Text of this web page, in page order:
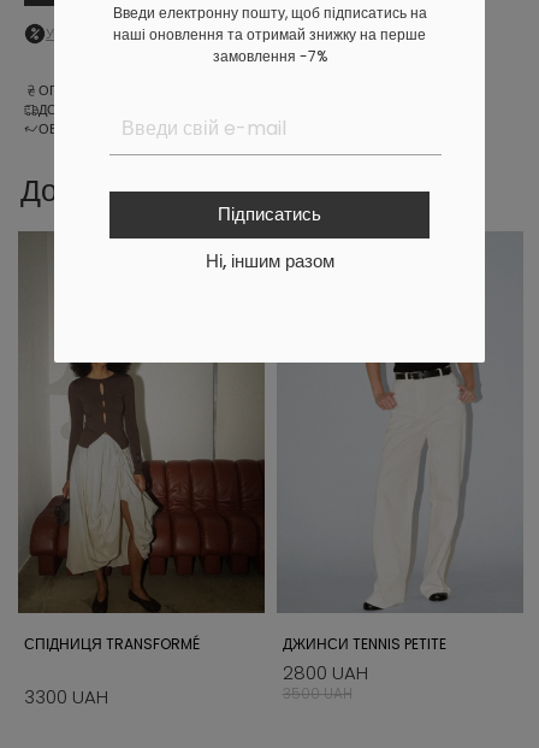
Введи електронну пошту, щоб підписатись на
наші оновлення та отримай знижку на перше
замовлення -7%
Підписатись
Ні, іншим разом
Увійдіть в особистий кабінет, щоб побачити персональну знижку
ОПЛАТА
ДОСТАВКА
ОБМІН ТА ПОВЕРНЕННЯ
Доповни образ
СПІДНИЦЯ TRANSFORMÉ
3300 UAH
ДЖИНСИ TENNIS PETITE
2800 UAH
3500 UAH